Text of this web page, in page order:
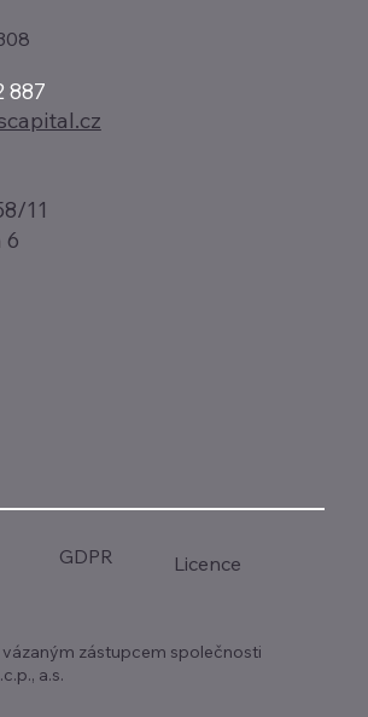
11
6
887
zástupcem společnosti
a.s.
GDPR Licence